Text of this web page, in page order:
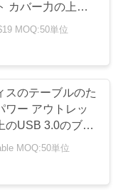
ら
291
カバー力の上で
鳴る
MOQ:50単位
スのテーブルのた
ワー アウトレッ
のUSB 3.0のブラ
ップ
MOQ:50単位